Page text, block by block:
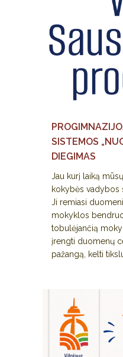
SISTEMOS
DIEGIMAS
Jau kurį laiką
kokybės vadybos
Ji remiasi
mokyklos
tobulėjančią
įrengti duomenų
pažangą, kelti